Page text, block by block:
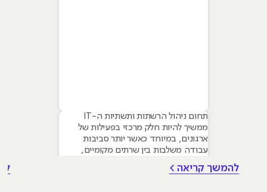
תחום ניהול הרשתות ותשתיות ה-IT
ממשיך להיות חלק מרכזי בפעילות של
ארגונים, במיוחד כאשר יותר סביבות
עבודה משלבות בין שרתים מקומיים,
במשתמשים. עבור מי ששוקל ללמוד את
להמשך קריאה >